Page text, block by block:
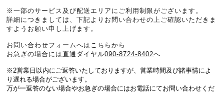
※一部のサービス及び配送エリアにご利用制限がございます。
詳細につきましては、下記よりお問い合わせの上ご確認いただきま
すようお願い申し上げます。
お問い合わせフォームへは こちらから
お急ぎの場合には直通ダイヤル090-8724-8402へ
※2営業日以内にご返答いたしておりますが、営業時間及び諸事情によ
り遅れる場合がございます。
万が一返答のない場合やお急ぎの場合にはお電話にてお問い合わせくだ